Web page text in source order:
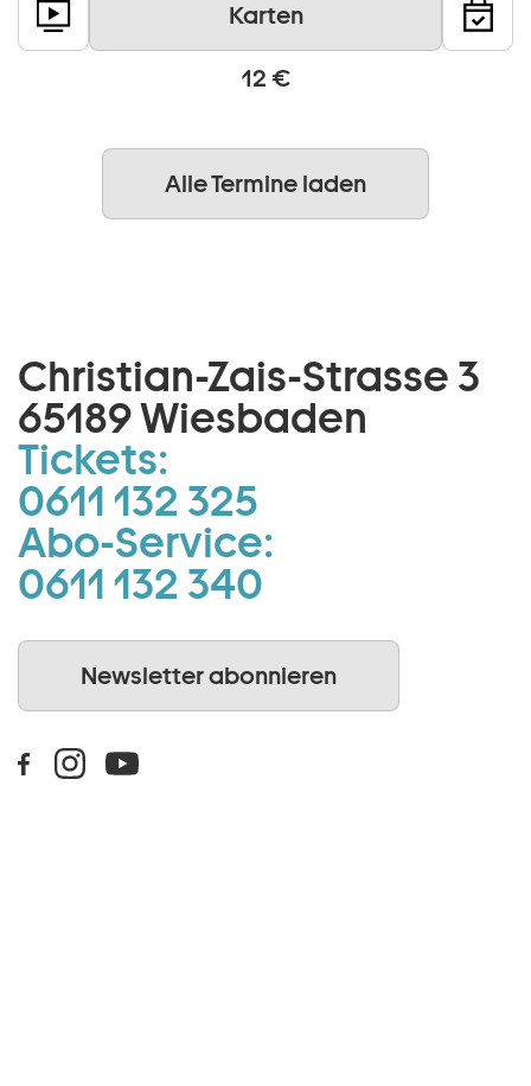
Karten
12 €
Alle Termine laden
Christian-Zais-Strasse 3
65189 Wiesbaden
Tickets:
0611 132 325
Abo-Service:
0611 132 340
Newsletter abonnieren